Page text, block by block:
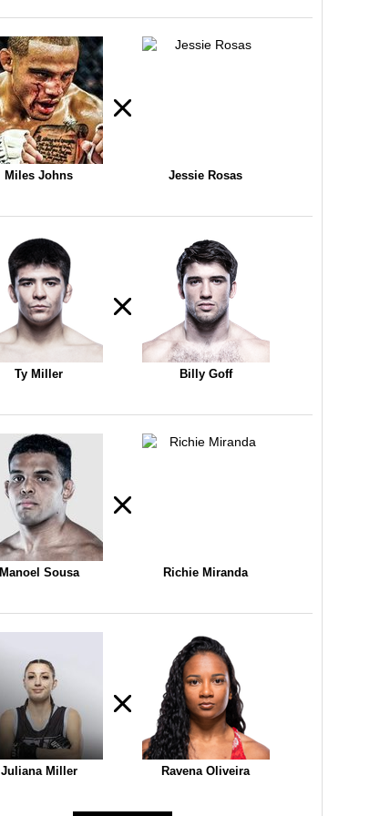
Miles Johns Jessie Rosas
Ty Miller Billy Goff
Manoel Sousa Richie Miranda
Juliana Miller Ravena Oliveira